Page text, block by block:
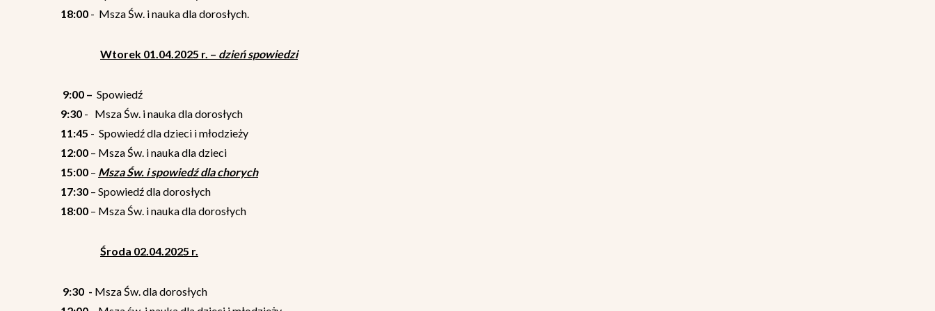
18:00 - Msza Św. i nauka dla dorosłych.
Wtorek 01.04.2025 r. – dzień spowiedzi
9:00 – Spowiedź
9:30 - Msza Św. i nauka dla dorosłych
11:45 - Spowiedź dla dzieci i młodzieży
12:00 – Msza Św. i nauka dla dzieci
15:00 – Msza Św. i spowiedź dla chorych
17:30 – Spowiedź dla dorosłych
18:00 – Msza Św. i nauka dla dorosłych
Środa 02.04.2025 r.
9:30 - Msza Św. dla dorosłych